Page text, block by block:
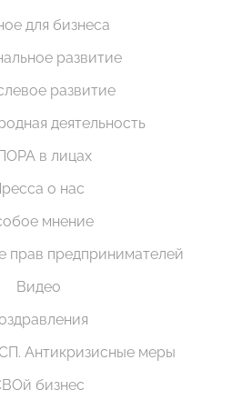
для бизнеса
развитие
развитие
деятельность
в лицах
о нас
мнение
прав предпринимателей
Видео
Антикризисные меры
бизнес